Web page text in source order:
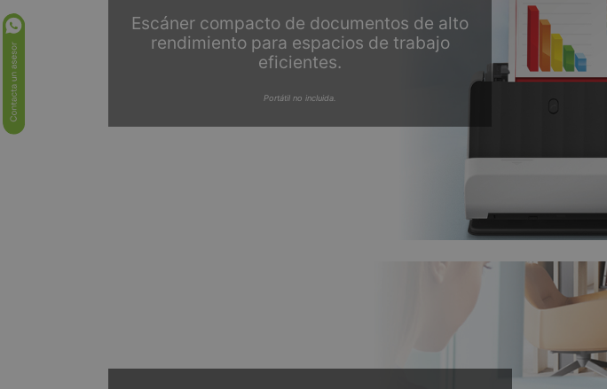
Escáner compacto de documentos de alto
rendimiento para espacios de trabajo
eficientes.
Portátil no incluida.